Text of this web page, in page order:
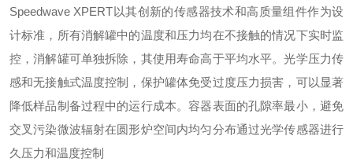
Speedwave XPERT以其创新的传感器技术和高质量组件作为设
计标准，所有消解罐中的温度和压力均在不接触的情况下实时监
控，消解罐可单独拆除，其使用寿命高于平均水平。光学压力传
感和无接触式温度控制，保护罐体免受过度压力损害，可以显著
降低样品制备过程中的运行成本。容器表面的孔隙率最小，避免
交叉污染微波辐射在圆形炉空间内均匀分布通过光学传感器进行
久压力和温度控制